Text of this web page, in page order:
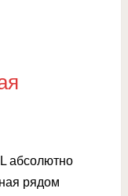
абсолютно
рядом